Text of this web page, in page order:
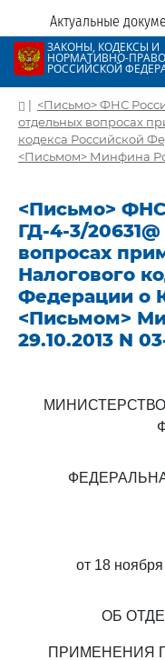
Актуальные
ЗАКОНЫ, КОДЕКСЫ И
НОРМАТИВНО-
РОССИЙСКОЙ
| <Письмо> ФНС
отдельных вопросах
кодекса Российской
<Письмом> Минфина
<Письмо> ФНС
ГД-4-3/
вопросах
Налогового
Федерации о
<Письмом>
29.10.2013 N
от 18
ОБ
ПРИМЕНЕНИЯ